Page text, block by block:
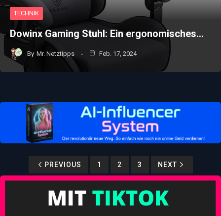
TECHNIK
Dowinx Gaming Stuhl: Ein ergonomisches…
By Mr. Netztipps Feb. 17, 2024
PREVIOUS 1 2 3 NEXT